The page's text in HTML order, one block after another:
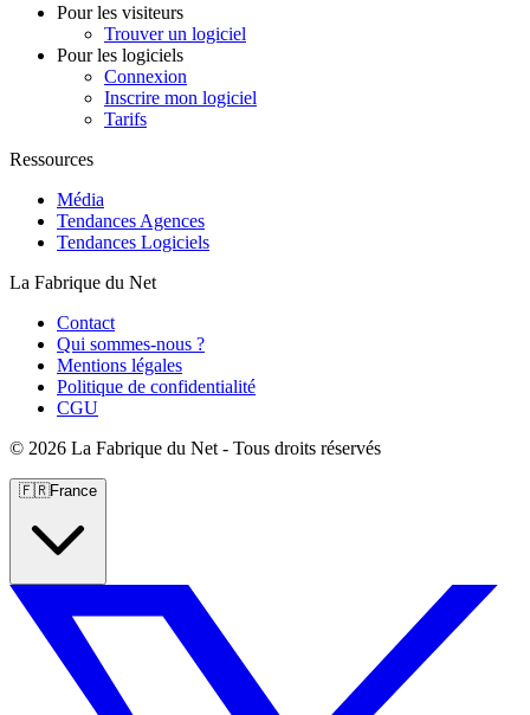
Pour les visiteurs
Trouver un logiciel
Pour les logiciels
Connexion
Inscrire mon logiciel
Tarifs
Ressources
Média
Tendances Agences
Tendances Logiciels
La Fabrique du Net
Contact
Qui sommes-nous ?
Mentions légales
Politique de confidentialité
CGU
© 2026 La Fabrique du Net - Tous droits réservés
🇫🇷France